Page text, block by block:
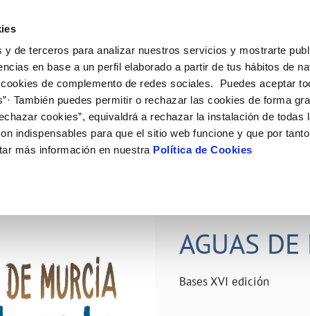
y de terceros para analizar nuestros servicios y mostrarte
en base a un perfil elaborado a partir de tus hábitos de
de complemento de redes sociales. Puedes aceptar
También puedes permitir o rechazar las cookies de forma
cookies”, equivaldrá a rechazar la instalación de todas
indispensables para que el sitio web funcione y que por
más información en nuestra Política de Cookies
de titular
de suministro
MODIFICACIÓN DE DATOS
Actualizar datos bancários
Actualizar datos de
VER TODAS LAS GESTIONES
Tu Servicio
AL CLIENTE
contacto
COMPROMISO DE SERVICIO
Carta de compromisos
Customer Counsel (Defensa del
Tu Agua
del agua
consumidor
CUIDADOS DEL AGUA
Consejos de ahorro
Depósitos comunitarios
comunitarios
Conócenos
DE GESTIÓN Y CERTIFICADOS
PERFIL DEL CONTRATANTE
Plataforma de contratación del
público
Licitaciones en curso
AGUAS
Bases XVI edición